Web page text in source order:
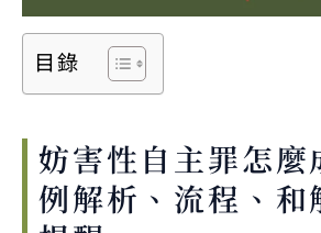
目錄
妨害性自主罪怎麼
例解析、流程、和